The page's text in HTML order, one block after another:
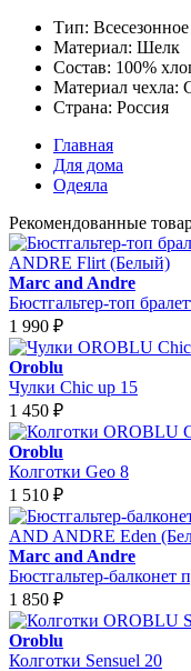
Тип: Всесезонное
Материал: Шелк
Состав: 100%
Материал чехла:
Страна: Россия
Главная
Для дома
Одеяла
Рекомендованные
Marc and Andre
Бюстгальтер-топ
1 990 ₽
Oroblu
Чулки Chic up 15
1 450 ₽
Oroblu
Колготки Geo 8
1 510 ₽
Marc and Andre
Бюстгальтер-балконет
1 850 ₽
Oroblu
Колготки Sensuel 20